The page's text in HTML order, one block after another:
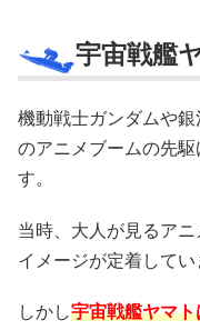
宇宙戦艦
機動戦士ガンダムや
のアニメブームの先
す。
当時、大人が見るア
イメージが定着してい
しかし宇宙戦艦ヤマ